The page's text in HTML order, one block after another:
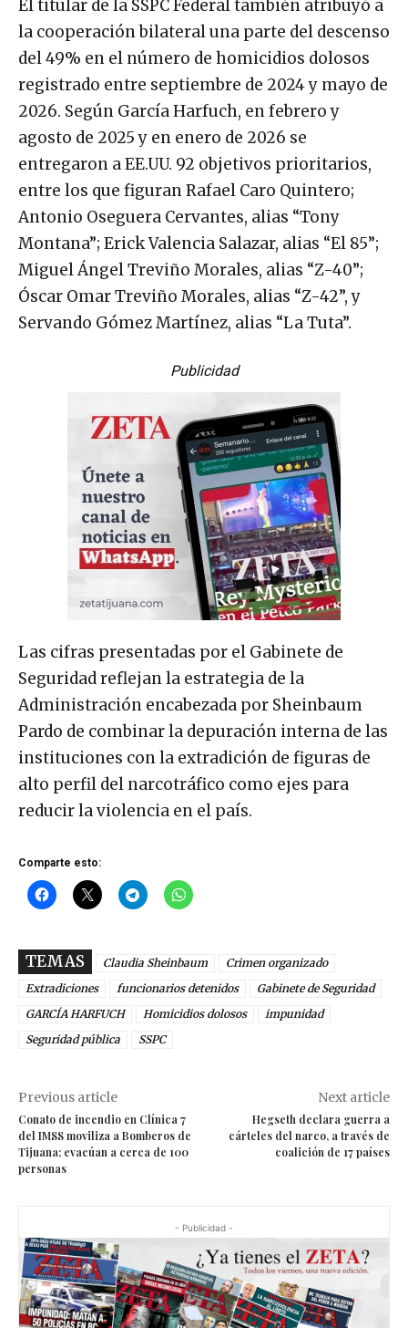
El titular de la SSPC Federal también atribuyó a
la cooperación bilateral una parte del descenso
del 49% en el número de homicidios dolosos
registrado entre septiembre de 2024 y mayo de
2026. Según García Harfuch, en febrero y
agosto de 2025 y en enero de 2026 se
entregaron a EE.UU. 92 objetivos prioritarios,
entre los que figuran Rafael Caro Quintero;
Antonio Oseguera Cervantes, alias “Tony
Montana”; Erick Valencia Salazar, alias “El 85”;
Miguel Ángel Treviño Morales, alias “Z-40”;
Óscar Omar Treviño Morales, alias “Z-42”, y
Servando Gómez Martínez, alias “La Tuta”.
Publicidad
Las cifras presentadas por el Gabinete de
Seguridad reflejan la estrategia de la
Administración encabezada por Sheinbaum
Pardo de combinar la depuración interna de las
instituciones con la extradición de figuras de
alto perfil del narcotráfico como ejes para
reducir la violencia en el país.
Comparte esto:
TEMAS Claudia Sheinbaum
Crimen organizado
Extradiciones
funcionarios detenidos
Gabinete de Seguridad
GARCÍA HARFUCH
Homicidios dolosos
impunidad
Seguridad pública
SSPC
Previous article
Conato de incendio en Clínica 7
del IMSS moviliza a Bomberos de
Tijuana; evacúan a cerca de 100
personas
Next article
Hegseth declara guerra a
cárteles del narco, a través de
coalición de 17 países
- Publicidad -